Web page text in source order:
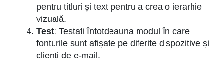
pentru titluri și text pentru a crea o ierarhie
vizuală.
Test: Testați întotdeauna modul în care
fonturile sunt afișate pe diferite dispozitive și
clienți de e-mail.